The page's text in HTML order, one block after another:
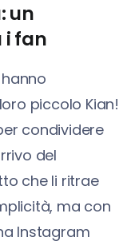
un
i fan
hanno
piccolo Kian!
condividere
del
che li ritrae
ma con
Instagram